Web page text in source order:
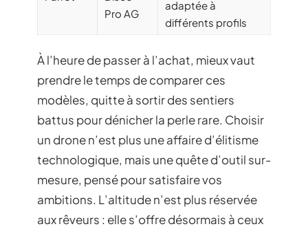
Pro AG
adaptée à
différents profils
À l’heure de passer à l’achat, mieux vaut
prendre le temps de comparer ces
modèles, quitte à sortir des sentiers
battus pour dénicher la perle rare. Choisir
un drone n’est plus une affaire d’élitisme
technologique, mais une quête d’outil sur-
mesure, pensé pour satisfaire vos
ambitions. L’altitude n’est plus réservée
aux rêveurs : elle s’offre désormais à ceux